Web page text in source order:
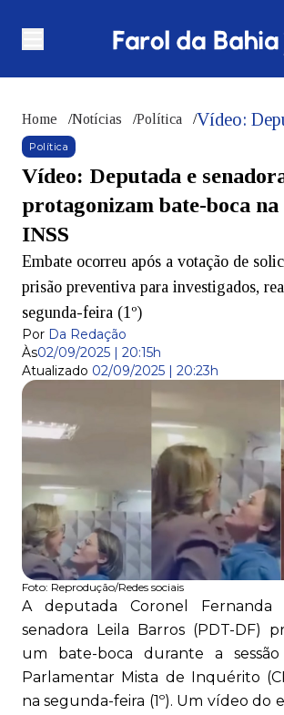
Home /Notícias /Política /
Política
Vídeo: Deputada e
protagonizam bate-boca
INSS
Embate ocorreu após a votação de
prisão preventiva para investigados,
segunda-feira (1º)
Por Da Redação
Às02/09/2025 | 20:15h
Atualizado 02/09/2025 | 20:23h
Foto: Reprodução/Redes sociais
A deputada Coronel Fernanda
senadora Leila Barros (PDT-DF)
um bate-boca durante a sessão
Parlamentar Mista de Inquérito
na segunda-feira (1º). Um vídeo do